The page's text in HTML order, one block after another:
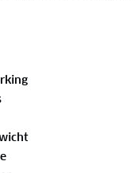
is de buggy
puntsgordel die je